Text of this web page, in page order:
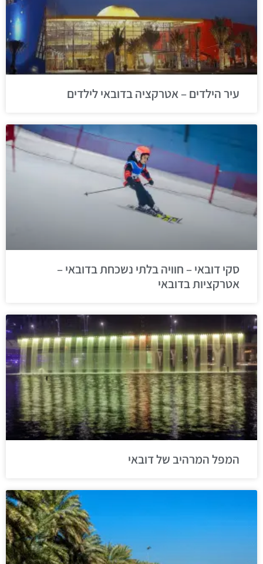
עיר הילדים – אטרקציה בדובאי לילדים
סקי דובאי – חוויה בלתי נשכחת בדובאי –
אטרקציות בדובאי
המפל המרהיב של דובאי